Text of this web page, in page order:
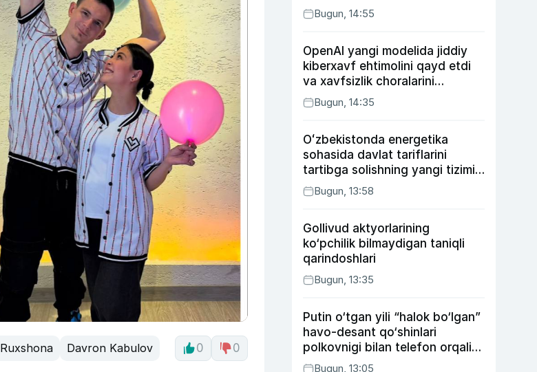
Ruxshona
Davron Kabulov
0 0
Bugun, 14:55
OpenAI yangi modelida jiddiy
kiberxavf ehtimolini qayd etdi
va xavfsizlik choralarini
kuchaytirdi
Bugun, 14:35
Oʻzbekistonda energetika
sohasida davlat tariflarini
tartibga solishning yangi tizimi
joriy etildi
Bugun, 13:58
Gollivud aktyorlarining
ko‘pchilik bilmaydigan taniqli
qarindoshlari
Bugun, 13:35
Putin o‘tgan yili “halok bo‘lgan”
havo-desant qo‘shinlari
polkovnigi bilan telefon orqali
suhbatlashdi
Bugun, 13:05